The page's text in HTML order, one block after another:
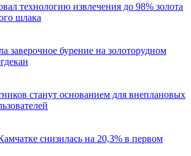
технологию извлечения до 98% золота
шлака
заверочное бурение на золоторудном
станут основанием для внеплановых
снизилась на 20,3% в первом